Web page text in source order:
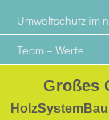
Umweltschutz im
Team – Werte
Großes
HolzSystemBau